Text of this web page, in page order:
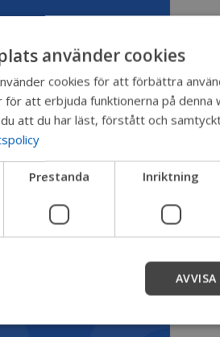
Vi
använder cookies
cookies för att förbättra
att erbjuda funktionerna på denna
att du har läst, förstått och
Prestanda Inriktning
AVVISA